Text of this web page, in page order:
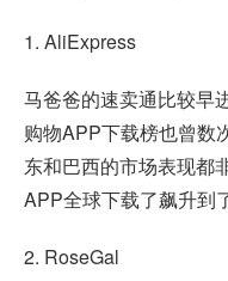
1. AliExpress
马爸爸的速卖通比较早
购物APP下载榜也曾数
东和巴西的市场表现都
APP全球下载了飙升到
2. RoseGal